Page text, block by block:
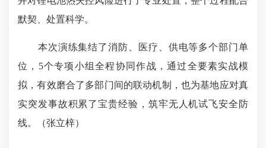
默契、处置科学。
本次演练集结了消防、医疗、供电等多个部门单
位，5个专项小组全程协同作战，通过全要素实战模
拟，有效磨合了多部门间的联动机制，也为基地应对真
实突发事故积累了宝贵经验，筑牢无人机试飞安全防
线。（张立梓）